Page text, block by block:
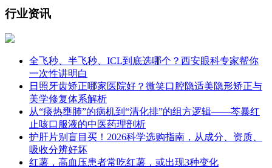
行业资讯
全飞秒、半飞秒、ICL到底选哪个？西安眼科专家帮你
一次性讲明白
日照牙齿矫正哪家医院好？微笑口腔隐适美隐形矫正与
美学修复体系解析
从“痰热壅肺”的病机到“清化排”的组方逻辑——芩暴红
止咳口服液的中医药理剖析
护肝片别盲目买！2026科学选购指南，从成分、资质、
吸收分辨好坏
红薯，高血压患者常吃红薯，或出现3种变化